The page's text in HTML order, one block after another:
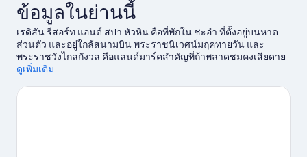
ข้อมูลในย่านนี้
เรดิสัน รีสอร์ท แอนด์ สปา หัวหิน คือที่พักใน ชะอำ ที่ตั้งอยู่บนหาด
ส่วนตัว และอยู่ใกล้สนามบิน พระราชนิเวศน์มฤคทายวัน และ
พระราชวังไกลกังวล คือแลนด์มาร์คสำคัญที่ถ้าพลาดชมคงเสียดาย
แย่ ส่วนสวรรค์สำหรับขาช้อปคือที่ สยามเวเนเซีย และ พรีเมี่ยมเอา
Swiss Sheep Farm และ สวนน้ำแบล็คเมาท์เทน เล่นวินด์เซิร์ฟ, เล่น
ดูเพิ่มเติม